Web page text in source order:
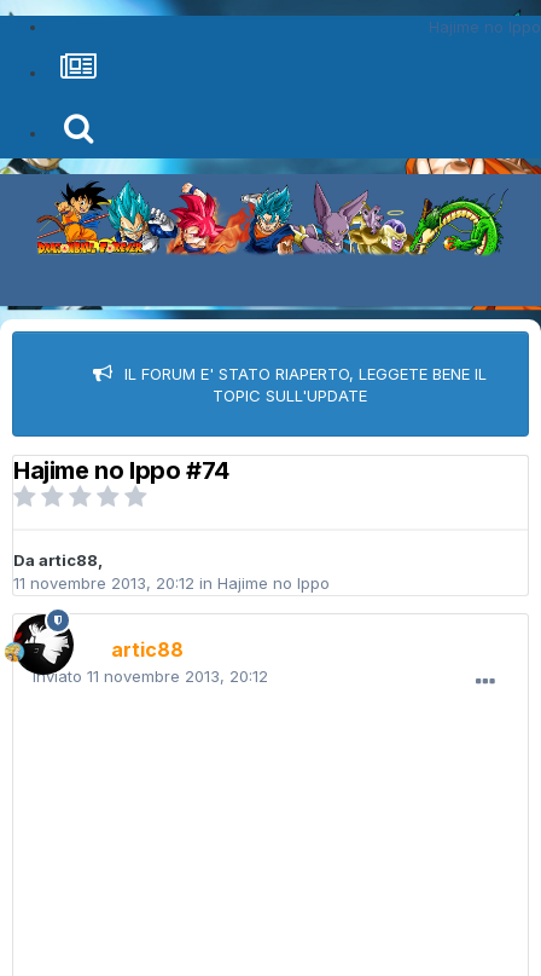
Hajime no Ippo
IL FORUM E' STATO RIAPERTO, LEGGETE BENE IL
TOPIC SULL'UPDATE
Hajime no Ippo #74
Da artic88,
11 novembre 2013, 20:12 in Hajime no Ippo
artic88
Inviato 11 novembre 2013, 20:12